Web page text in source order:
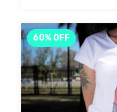
60% OFF